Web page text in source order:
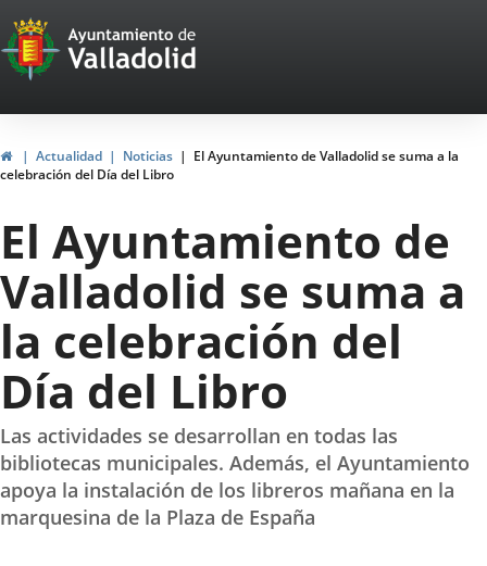
Portal
Web
del
Ayuntamiento
de
Valladolid
InicioActualidad Noticias
El Ayuntamiento de Valladolid se suma a la
celebración del Día del Libro
El Ayuntamiento de
Valladolid se suma a
la celebración del
Día del Libro
Las actividades se desarrollan en todas las
bibliotecas municipales. Además, el Ayuntamiento
apoya la instalación de los libreros mañana en la
marquesina de la Plaza de España